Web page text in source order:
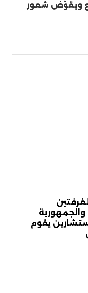
ويقوّض شعور
والجمهورية
يقوم